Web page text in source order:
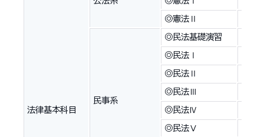
法律基本科目
◎憲法Ⅱ
民事系
◎民法基礎演習
◎民法Ⅰ
◎民法Ⅱ
◎民法Ⅲ
◎民法Ⅳ
◎民法Ⅴ